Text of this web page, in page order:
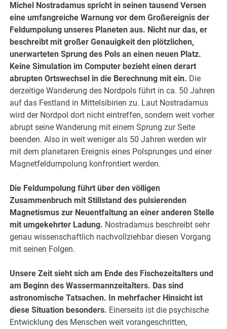
Michel Nostradamus spricht in seinen tausend Versen
eine umfangreiche Warnung vor dem Großereignis der
Feldumpolung unseres Planeten aus. Nicht nur das, er
beschreibt mit großer Genauigkeit den plötzlichen,
unerwarteten Sprung des Pols an einen neuen Platz.
Keine Simulation im Computer bezieht einen derart
abrupten Ortswechsel in die Berechnung mit ein. Die
derzeitige Wanderung des Nordpols führt in ca. 50 Jahren
auf das Festland in Mittelsibirien zu. Laut Nostradamus
wird der Nordpol dort nicht eintreffen, sondern weit vorher
abrupt seine Wanderung mit einem Sprung zur Seite
beenden. Also in weit weniger als 50 Jahren werden wir
mit dem planetaren Ereignis eines Polsprunges und einer
Magnetfeldumpolung konfrontiert werden.
Die Feldumpolung führt über den völligen
Zusammenbruch mit Stillstand des pulsierenden
Magnetismus zur Neuentfaltung an einer anderen Stelle
mit umgekehrter Ladung. Nostradamus beschreibt sehr
genau wissenschaftlich nachvollziehbar diesen Vorgang
mit seinen Folgen.
Unsere Zeit sieht sich am Ende des Fischezeitalters und
am Beginn des Wassermannzeitalters. Das sind
astronomische Tatsachen. In mehrfacher Hinsicht ist
diese Situation besonders. Einerseits ist die psychische
Entwicklung des Menschen weit vorangeschritten,